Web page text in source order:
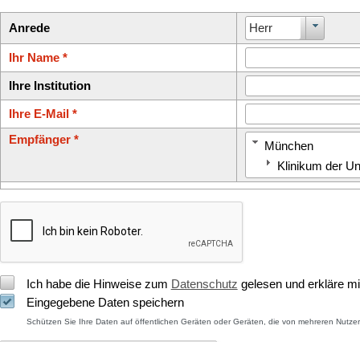
Anrede Herr
Ihr Name *
Ihre Institution
Ihre E-Mail *
Empfänger *
München
Klinikum der
Ich habe die Hinweise zum Datenschutz gelesen und erkläre
Eingegebene Daten speichern
Schützen Sie Ihre Daten auf öffentlichen Geräten oder Geräten, die von mehreren